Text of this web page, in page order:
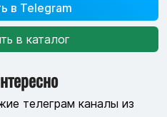
в Telegram
в каталог
телеграм каналы из